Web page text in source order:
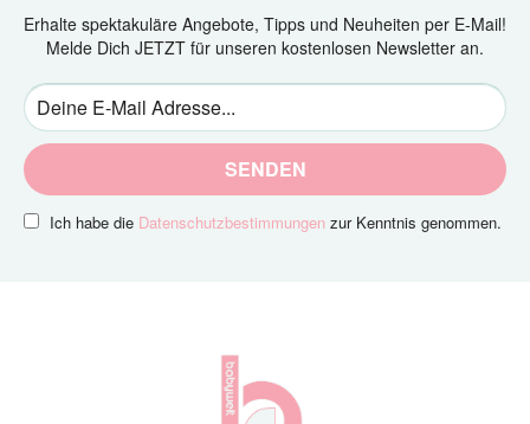
Erhalte spektakuläre Angebote, Tipps und Neuheiten per E-Mail!
Melde Dich JETZT für unseren kostenlosen Newsletter an.
SENDEN
Ich habe die Datenschutzbestimmungen zur Kenntnis genommen.